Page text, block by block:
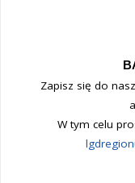
Zapisz się do
W tym celu